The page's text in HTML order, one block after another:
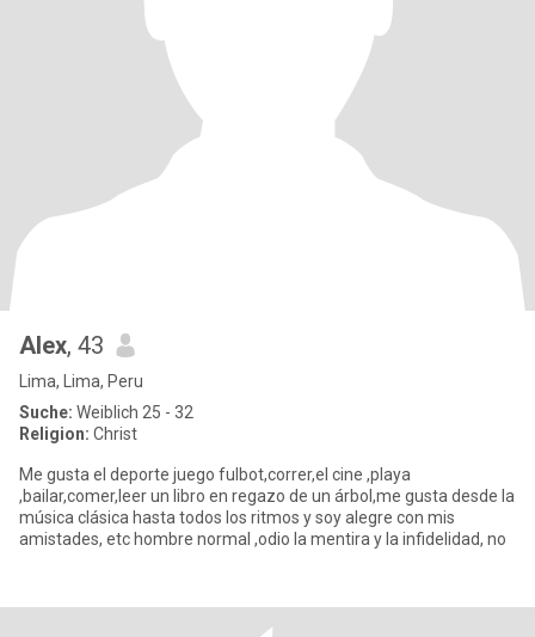
Alex, 43
Lima, Lima, Peru
Suche: Weiblich 25 - 32
Religion: Christ
Me gusta el deporte juego fulbot,correr,el cine ,playa
,bailar,comer,leer un libro en regazo de un árbol,me gusta desde la
música clásica hasta todos los ritmos y soy alegre con mis
amistades, etc hombre normal ,odio la mentira y la infidelidad, no